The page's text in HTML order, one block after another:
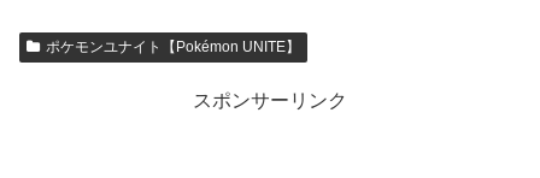
ポケモンユナイト【Pokémon UNITE】
スポンサーリンク